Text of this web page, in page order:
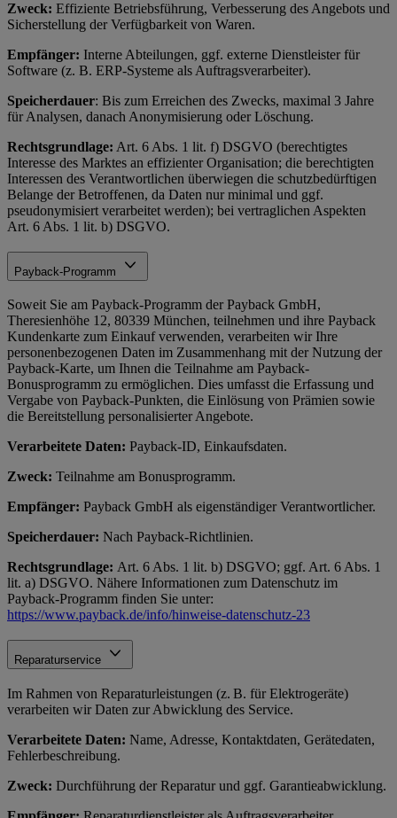
Zweck: Effiziente Betriebsführung, Verbesserung des Angebots und
Sicherstellung der Verfügbarkeit von Waren.
Empfänger: Interne Abteilungen, ggf. externe Dienstleister für
Software (z. B. ERP-Systeme als Auftragsverarbeiter).
Speicherdauer: Bis zum Erreichen des Zwecks, maximal 3 Jahre
für Analysen, danach Anonymisierung oder Löschung.
Rechtsgrundlage: Art. 6 Abs. 1 lit. f) DSGVO (berechtigtes
Interesse des Marktes an effizienter Organisation; die berechtigten
Interessen des Verantwortlichen überwiegen die schutzbedürftigen
Belange der Betroffenen, da Daten nur minimal und ggf.
pseudonymisiert verarbeitet werden); bei vertraglichen Aspekten
Art. 6 Abs. 1 lit. b) DSGVO.
Payback-Programm
Soweit Sie am Payback-Programm der Payback GmbH,
Theresienhöhe 12, 80339 München, teilnehmen und ihre Payback
Kundenkarte zum Einkauf verwenden, verarbeiten wir Ihre
personenbezogenen Daten im Zusammenhang mit der Nutzung der
Payback-Karte, um Ihnen die Teilnahme am Payback-
Bonusprogramm zu ermöglichen. Dies umfasst die Erfassung und
Vergabe von Payback-Punkten, die Einlösung von Prämien sowie
die Bereitstellung personalisierter Angebote.
Verarbeitete Daten: Payback-ID, Einkaufsdaten.
Zweck: Teilnahme am Bonusprogramm.
Empfänger: Payback GmbH als eigenständiger Verantwortlicher.
Speicherdauer: Nach Payback-Richtlinien.
Rechtsgrundlage: Art. 6 Abs. 1 lit. b) DSGVO; ggf. Art. 6 Abs. 1
lit. a) DSGVO. Nähere Informationen zum Datenschutz im
Payback-Programm finden Sie unter:
https://www.payback.de/info/hinweise-datenschutz-23
Reparaturservice
Im Rahmen von Reparaturleistungen (z. B. für Elektrogeräte)
verarbeiten wir Daten zur Abwicklung des Service.
Verarbeitete Daten: Name, Adresse, Kontaktdaten, Gerätedaten,
Fehlerbeschreibung.
Zweck: Durchführung der Reparatur und ggf. Garantieabwicklung.